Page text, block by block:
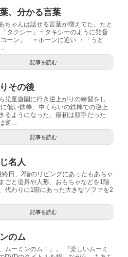
、分かる言葉
ちゃんは話せる言葉が増えてた。たと
タクシー」＝タキシーのように発音
ーン」 ＝ホーンに近い ・「うど
記事を読む
その後
児童遊園に行き逆上がりの練習をし
低い鉄棒、中くらいの鉄棒での逆上
るようになった。最初は順手だった
逆...
記事を読む
名人
終日、2階のリビングにあったもあちゃ
ごと道具や人形、おもちゃなどを1階
代わりに1階にあった大きなソファを2
記事を読む
のム
ムーミンのム！」。 『楽しいムーミ